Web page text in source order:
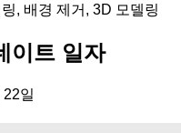
, 배경 제거, 3D 모델링
이트 일자
일